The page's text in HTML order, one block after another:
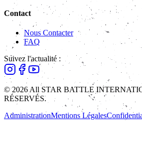
Contact
Nous Contacter
FAQ
Suivez l'actualité :
© 2026 All STAR BATTLE
RÉSERVÉS.
AdministrationMentions Légales